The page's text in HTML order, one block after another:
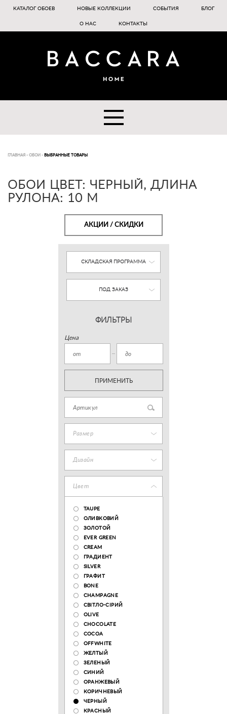
КАТАЛОГ ОБОЕВ НОВЫЕ КОЛЛЕКЦИИ СОБЫТИЯ БЛОГ
О НАС КОНТАКТЫ
ГЛАВНАЯ - ОБОИ - ВЫБРАННЫЕ ТОВАРЫ
ОБОИ ЦВЕТ: ЧЕРНЫЙ, ДЛИНА
РУЛОНА: 10 М
АКЦИИ / СКИДКИ
СКЛАДСКАЯ ПРОГРАММА
ПОД ЗАКАЗ
ФИЛЬТРЫ
Цена
ПРИМЕНИТЬ
Размер
Дизайн
Цвет
TAUPE
ОЛИВКОВИЙ
ЗОЛОТОЙ
EVER GREEN
CREAM
ГРАДИЕНТ
SILVER
ГРАФИТ
BONE
CHAMPAGNE
СВІТЛО-СІРИЙ
OLIVE
CHOCOLATE
COCOA
OFFWHITE
ЖЕЛТЫЙ
ЗЕЛЕНЫЙ
СИНИЙ
ОРАНЖЕВЫЙ
КОРИЧНЕВЫЙ
ЧЕРНЫЙ
КРАСНЫЙ